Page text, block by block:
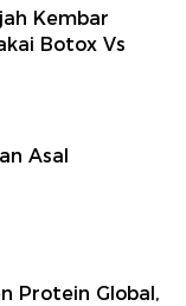
Kembar
Botox Vs
Asal
Protein Global,